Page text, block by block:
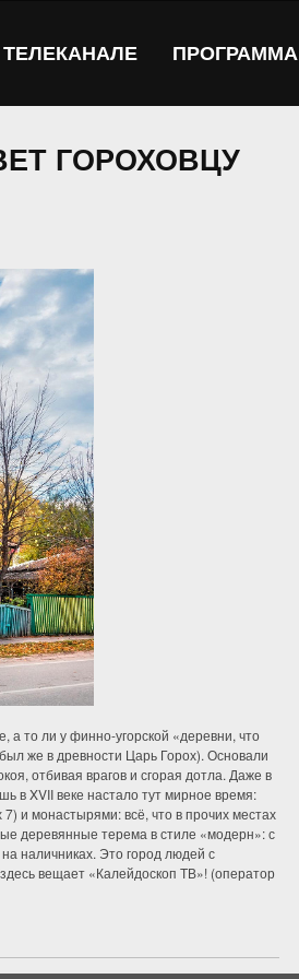
ПРОГРАММА
ГОРОХОВЦУ
а то ли у финно-угорской «деревни, что
же в древности Царь Горох). Основали
отбивая врагов и сгорая дотла. Даже в
в XVII веке настало тут мирное время:
и монастырями: всё, что в прочих местах
деревянные терема в стиле «модерн»: с
наличниках. Это город людей с
вещает «Калейдоскоп ТВ»! (оператор